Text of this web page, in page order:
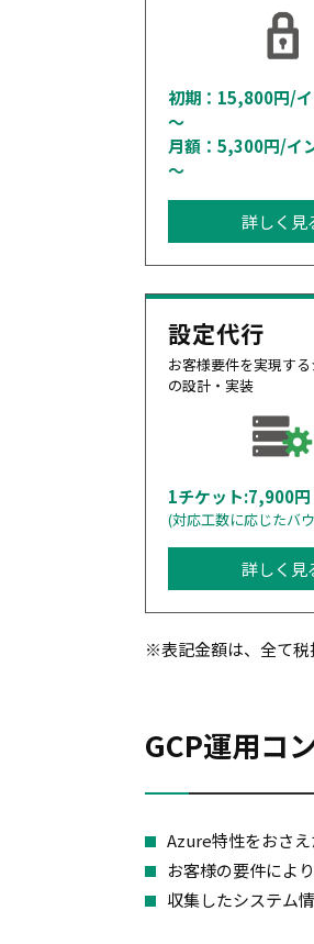
初期：15,800円/
～
月額：5,300円/イ
～
詳しく見
設定代行
お客様要件を実現す
の設計・実装
1チケット:7,900円
(対応工数に応じたバ
詳しく見
※表記金額は、全て税
GCP運用コ
Azure特性をおさえ
お客様の要件によ
収集したシステム